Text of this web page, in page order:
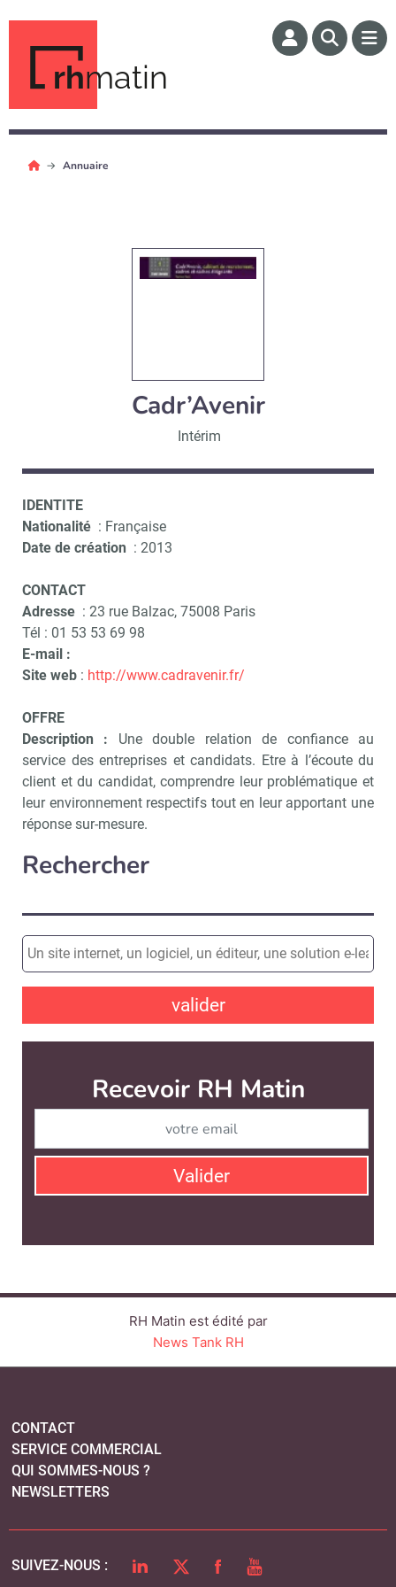
rhmatin
Annuaire
Cadr’Avenir
Intérim
IDENTITE
Nationalité : Française
Date de création : 2013
CONTACT
Adresse : 23 rue Balzac, 75008 Paris
Tél : 01 53 53 69 98
E-mail :
Site web : http://www.cadravenir.fr/
OFFRE
Description : Une double relation de confiance au
service des entreprises et candidats. Etre à l’écoute du
client et du candidat, comprendre leur problématique et
leur environnement respectifs tout en leur apportant une
réponse sur-mesure.
Rechercher
valider
Recevoir RH Matin
Valider
RH Matin est édité par
News Tank RH
CONTACT
SERVICE COMMERCIAL
QUI SOMMES-NOUS ?
NEWSLETTERS
SUIVEZ-NOUS : LINKEDINTWITTERFACEBOOK
YOUTUBE